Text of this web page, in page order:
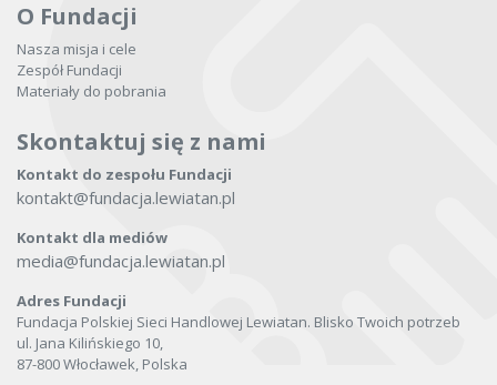
O Fundacji
Nasza misja i cele
Zespół Fundacji
Materiały do pobrania
Skontaktuj się z nami
Kontakt do zespołu Fundacji
kontakt@fundacja.lewiatan.pl
Kontakt dla mediów
media@fundacja.lewiatan.pl
Adres Fundacji
Fundacja Polskiej Sieci Handlowej Lewiatan. Blisko Twoich potrzeb
ul. Jana Kilińskiego 10,
87-800 Włocławek, Polska